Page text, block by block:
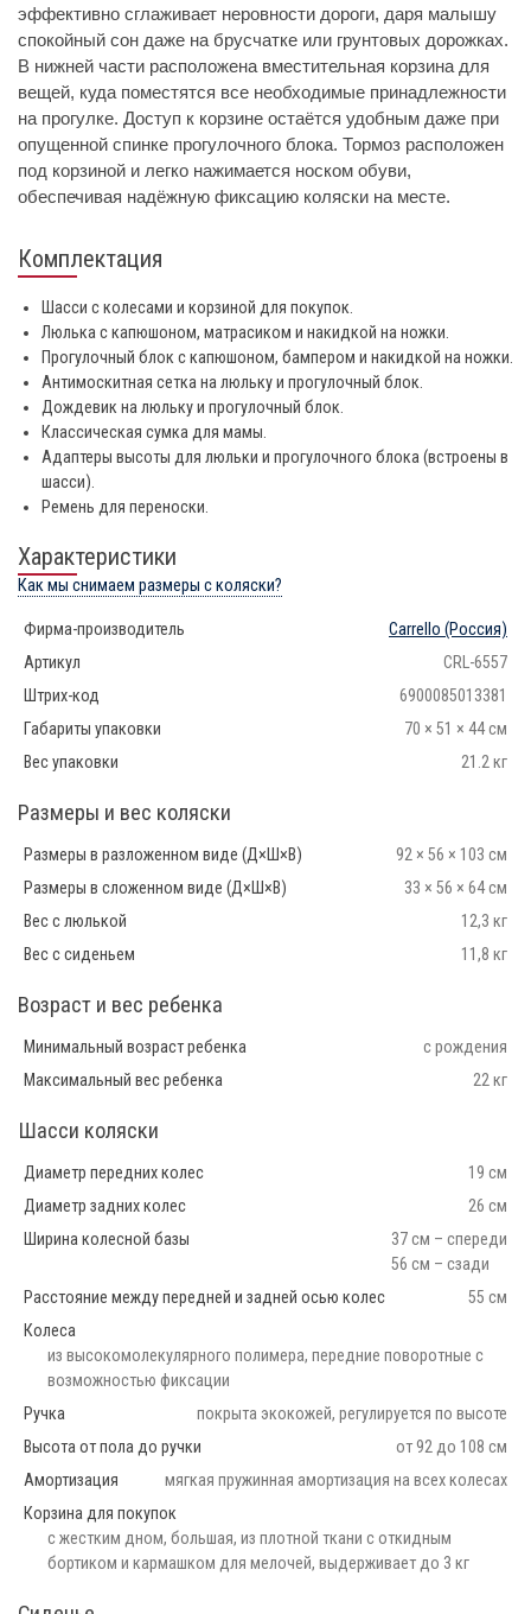
эффективно сглаживает неровности дороги, даря малышу
спокойный сон даже на брусчатке или грунтовых дорожках.
В нижней части расположена вместительная корзина для
вещей, куда поместятся все необходимые принадлежности
на прогулке. Доступ к корзине остаётся удобным даже при
опущенной спинке прогулочного блока. Тормоз расположен
под корзиной и легко нажимается носком обуви,
обеспечивая надёжную фиксацию коляски на месте.
Комплектация
Шасси с колесами и корзиной для покупок.
Люлька с капюшоном, матрасиком и накидкой на ножки.
Прогулочный блок с капюшоном, бампером и накидкой на ножки.
Антимоскитная сетка на люльку и прогулочный блок.
Дождевик на люльку и прогулочный блок.
Классическая сумка для мамы.
Адаптеры высоты для люльки и прогулочного блока (встроены в
шасси).
Ремень для переноски.
Характеристики
Как мы снимаем размеры с коляски?
Фирма-производитель Carrello (Россия)
Артикул
CRL-6557
Штрих-код
6900085013381
Габариты упаковки
70 × 51 × 44 см
Вес упаковки
21.2 кг
Размеры и вес коляски
Размеры в разложенном виде (Д×Ш×В)
92 × 56 × 103 см
Размеры в сложенном виде (Д×Ш×В)
33 × 56 × 64 см
Вес с люлькой
12,3 кг
Вес с сиденьем
11,8 кг
Возраст и вес ребенка
Минимальный возраст ребенка
с рождения
Максимальный вес ребенка
22 кг
Шасси коляски
Диаметр передних колес
19 см
Диаметр задних колес
26 см
Ширина колесной базы
37 см – спереди
56 см – сзади
Расстояние между передней и задней осью колес
55 см
Колеса
из высокомолекулярного полимера, передние поворотные с
возможностью фиксации
Ручка
покрыта экокожей, регулируется по высоте
Высота от пола до ручки
от 92 до 108 см
Амортизация
мягкая пружинная амортизация на всех колесах
Корзина для покупок
с жестким дном, большая, из плотной ткани с откидным
бортиком и кармашком для мелочей, выдерживает до 3 кг